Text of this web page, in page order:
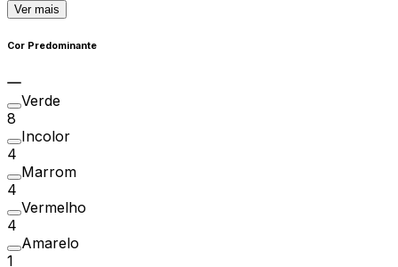
Ver mais
Cor Predominante
Verde
8
Incolor
4
Marrom
4
Vermelho
4
Amarelo
1